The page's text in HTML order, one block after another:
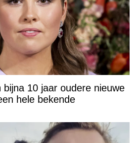
10 jaar oudere nieuwe
hele bekende